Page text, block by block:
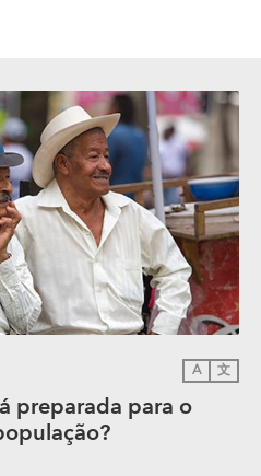
A 文
preparada para o